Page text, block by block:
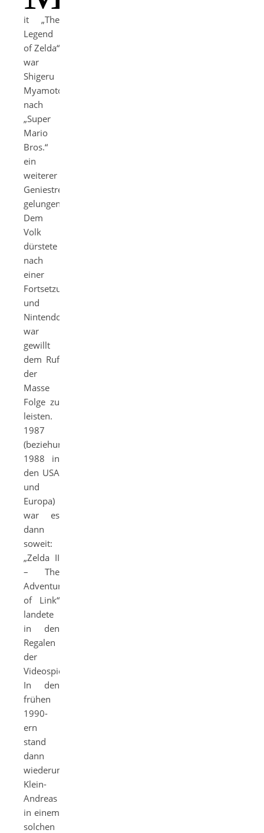
it „The
Legend
of Zelda“
war
Shigeru
Myamoto
nach
„Super
Mario
Bros.“
ein
weiterer
Geniestreich
gelungen.
Dem
Volk
dürstete
nach
einer
Fortsetzung
und
Nintendo
war
gewillt
dem Ruf
der
Masse
Folge zu
leisten.
1987
(beziehungsweise
1988 in
den USA
und
Europa)
war es
dann
soweit:
„Zelda II
– The
Adventure
of Link“
landete
in den
Regalen
der
Videospielfachmärkte.
In den
frühen
1990-
ern
stand
dann
wiederum
Klein-
Andreas
in einem
solchen